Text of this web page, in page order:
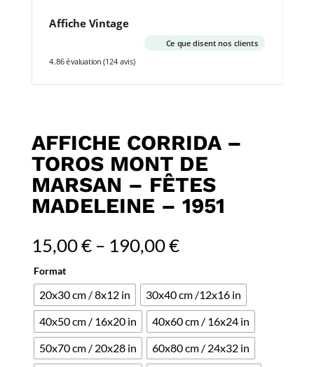
Affiche Vintage
Ce que disent nos clients
4.86 évaluation (124 avis)
AFFICHE CORRIDA –
TOROS MONT DE
MARSAN – FÊTES
MADELEINE – 1951
15,00€– 190,00€
Format
20x30 cm / 8x12 in
30x40 cm /12x16 in
40x50 cm / 16x20 in
40x60 cm / 16x24 in
50x70 cm / 20x28 in
60x80 cm / 24x32 in